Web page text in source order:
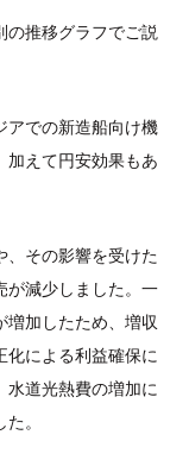
の推移グラフでご説
アでの新造船向け機
加えて円安効果もあ
、その影響を受けた
が減少しました。一
増加したため、増収
化による利益確保に
水道光熱費の増加に
。